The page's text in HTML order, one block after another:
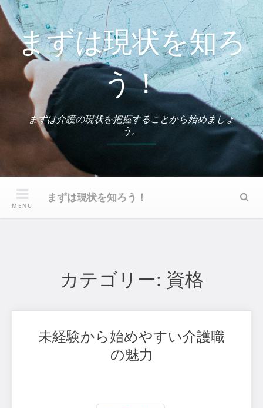
Skip
to
contentまずは現状を知ろ
う！
まずは介護の現状を把握することから始めましょ
う。
まずは現状を知ろう！
MENU
カテゴリー: 資格
未経験から始めやすい介護職
の魅力